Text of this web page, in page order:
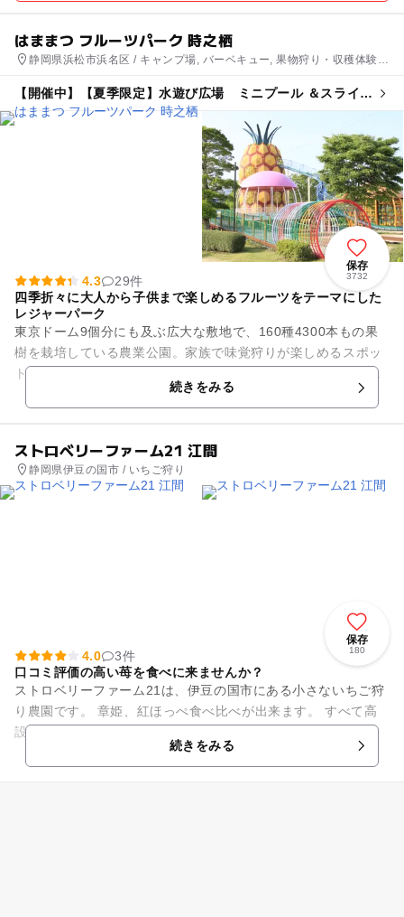
はままつ フルーツパーク 時之栖
静岡県浜松市浜名区 / キャンプ場, バーベキュー, 果物狩り・収穫体験,
ル・旅館
【開催中】【夏季限定】水遊び広場 ミニプール ＆スライダ
ー
保存
3732
4.3
29件
四季折々に大人から子供まで楽しめるフルーツをテーマにした
レジャーパーク
東京ドーム9個分にも及ぶ広大な敷地で、160種4300本もの果
樹を栽培している農業公園。家族で味覚狩りが楽しめるスポッ
トとして、高い人気を集めています。ワイナリーや地ビールも
続きをみる
ストロベリーファーム21 江間
静岡県伊豆の国市 / いちご狩り
保存
180
4.0
3件
口コミ評価の高い苺を食べに来ませんか？
ストロベリーファーム21は、伊豆の国市にある小さないちご狩
り農園です。 章姫、紅ほっぺ食べ比べが出来ます。 すべて高
続きをみる